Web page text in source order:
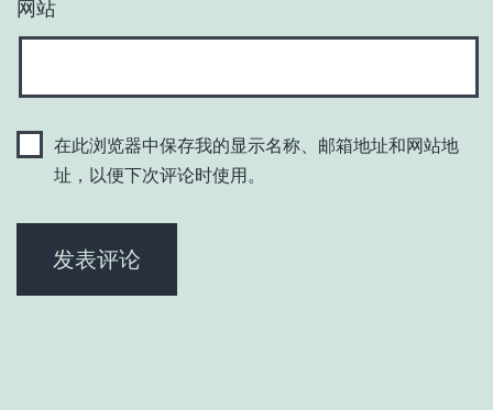
网站
在此浏览器中保存我的显示名称、邮箱地址和网站地
址，以便下次评论时使用。